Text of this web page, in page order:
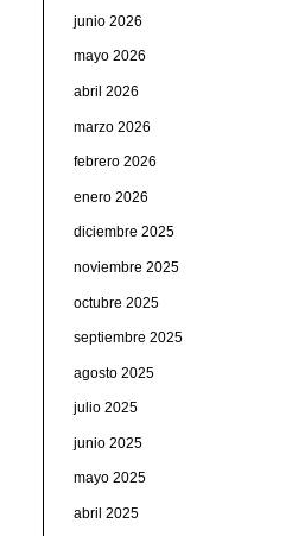
junio 2026
mayo 2026
abril 2026
marzo 2026
febrero 2026
enero 2026
diciembre 2025
noviembre 2025
octubre 2025
septiembre 2025
agosto 2025
julio 2025
junio 2025
mayo 2025
abril 2025